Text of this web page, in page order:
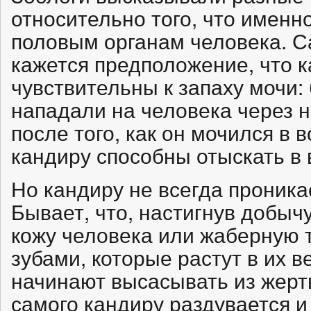
относительно того, что
половым органам человека.
кажется предположение, что
чувствительны к запаху
нападали на человека через
после того, как он мочился в
кандиру способны отыскать в
Но кандиру не всегда
Бывает, что, настигнув
кожу человека или
зубами, которые растут в их
начинают высасывать из
самого кандиру раздувается